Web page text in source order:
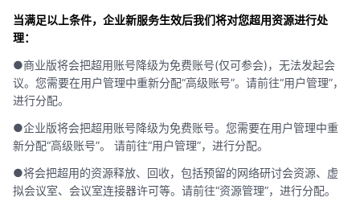
当满足以上条件，企业新服务生效后我们将对您超用资源进行处
理：
●商业版将会把超用账号降级为免费账号(仅可参会)，无法发起会
议。您需要在用户管理中重新分配“高级账号”。请前往“用户管理”，
进行分配。
●企业版将会把超用账号降级为免费账号。您需要在用户管理中重
新分配“高级账号”。 请前往“用户管理”，进行分配。
●将会把超用的资源释放、回收，包括预留的网络研讨会资源、虚
拟会议室、会议室连接器许可等。请前往“资源管理”，进行分配。